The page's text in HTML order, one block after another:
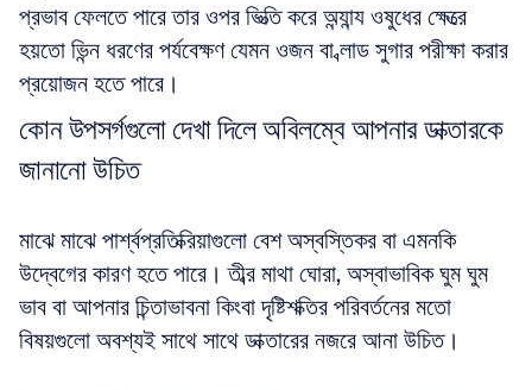
প্রভাব ফেলতে পারে তার ওপর ভিত্তি করে অন্যান্য ওষুধের ক্ষেত্রে
হয়তো ভিন্ন ধরণের পর্যবেক্ষণ যেমন ওজন বা ব্লাড সুগার পরীক্ষা করার
প্রয়োজন হতে পারে।
কোন উপসর্গগুলো দেখা দিলে অবিলম্বে আপনার ডাক্তারকে
জানানো উচিত
মাঝে মাঝে পার্শ্বপ্রতিক্রিয়াগুলো বেশ অস্বস্তিকর বা এমনকি
উদ্বেগের কারণ হতে পারে। তীব্র মাথা ঘোরা, অস্বাভাবিক ঘুম ঘুম
ভাব বা আপনার চিন্তাভাবনা কিংবা দৃষ্টিশক্তির পরিবর্তনের মতো
বিষয়গুলো অবশ্যই সাথে সাথে ডাক্তারের নজরে আনা উচিত।